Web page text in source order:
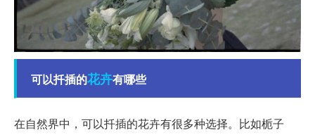
可以扦插的花卉有哪些
在自然界中，可以扦插的花卉有很多种选择。比如栀子